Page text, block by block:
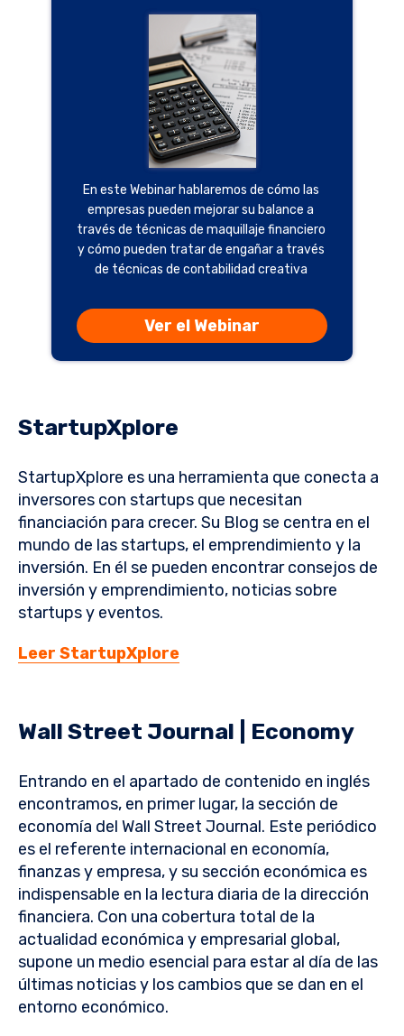
En este Webinar hablaremos de cómo las
empresas pueden mejorar su balance a
través de técnicas de maquillaje financiero
y cómo pueden tratar de engañar a través
de técnicas de contabilidad creativa
Ver el Webinar
StartupXplore
StartupXplore es una herramienta que conecta a
inversores con startups que necesitan
financiación para crecer. Su Blog se centra en el
mundo de las startups, el emprendimiento y la
inversión. En él se pueden encontrar consejos de
inversión y emprendimiento, noticias sobre
startups y eventos.
Leer StartupXplore
Wall Street Journal | Economy
Entrando en el apartado de contenido en inglés
encontramos, en primer lugar, la sección de
economía del Wall Street Journal. Este periódico
es el referente internacional en economía,
finanzas y empresa, y su sección económica es
indispensable en la lectura diaria de la dirección
financiera. Con una cobertura total de la
actualidad económica y empresarial global,
supone un medio esencial para estar al día de las
últimas noticias y los cambios que se dan en el
entorno económico.